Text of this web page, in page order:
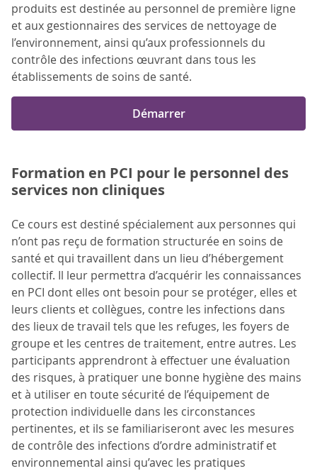
produits est destinée au personnel de première ligne
et aux gestionnaires des services de nettoyage de
l’environnement, ainsi qu’aux professionnels du
contrôle des infections œuvrant dans tous les
établissements de soins de santé.
Démarrer
Formation en PCI pour le personnel des
services non cliniques
Ce cours est destiné spécialement aux personnes qui
n’ont pas reçu de formation structurée en soins de
santé et qui travaillent dans un lieu d’hébergement
collectif. Il leur permettra d’acquérir les connaissances
en PCI dont elles ont besoin pour se protéger, elles et
leurs clients et collègues, contre les infections dans
des lieux de travail tels que les refuges, les foyers de
groupe et les centres de traitement, entre autres. Les
participants apprendront à effectuer une évaluation
des risques, à pratiquer une bonne hygiène des mains
et à utiliser en toute sécurité de l’équipement de
protection individuelle dans les circonstances
pertinentes, et ils se familiariseront avec les mesures
de contrôle des infections d’ordre administratif et
environnemental ainsi qu’avec les pratiques